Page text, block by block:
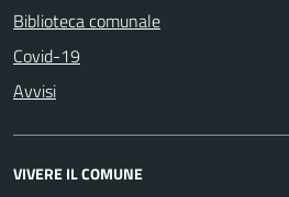
Biblioteca comunale
Covid-19
Avvisi
VIVERE IL COMUNE